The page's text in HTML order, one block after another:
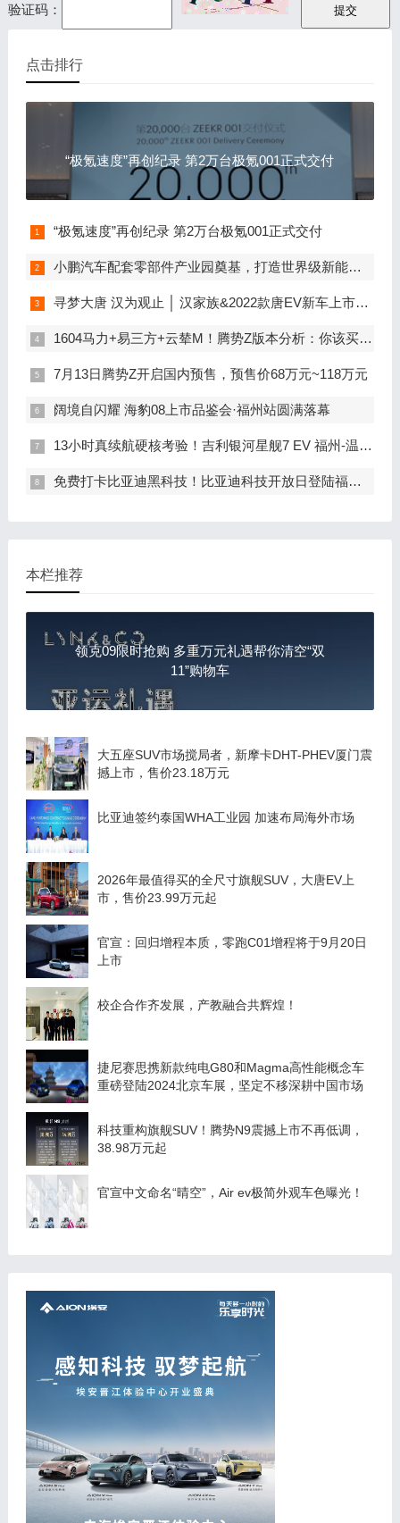
验证码：
点击排行
“极氪速度”再创纪录 第2万台极氪001正式交付
“极氪速度”再创纪录 第2万台极氪001正式交付
小鹏汽车配套零部件产业园奠基，打造世界级新能源智能汽车集群
寻梦大唐 汉为观止 │ 汉家族&2022款唐EV新车上市发布会，敬请期待！
1604马力+易三方+云辇M！腾势Z版本分析：你该买谁？
7月13日腾势Z开启国内预售，预售价68万元~118万元
阔境自闪耀 海豹08上市品鉴会·福州站圆满落幕
13小时真续航硬核考验！吉利银河星舰7 EV 福州-温州长测达成率92.73%
免费打卡比亚迪黑科技！比亚迪科技开放日登陆福州车展
本栏推荐
领克09限时抢购 多重万元礼遇帮你清空“双
11”购物车
大五座SUV市场搅局者，新摩卡DHT-PHEV厦门震
撼上市，售价23.18万元
比亚迪签约泰国WHA工业园 加速布局海外市场
2026年最值得买的全尺寸旗舰SUV，大唐EV上
市，售价23.99万元起
官宣：回归增程本质，零跑C01增程将于9月20日
上市
校企合作齐发展，产教融合共辉煌！
捷尼赛思携新款纯电G80和Magma高性能概念车
重磅登陆2024北京车展，坚定不移深耕中国市场
科技重构旗舰SUV！腾势N9震撼上市不再低调，
38.98万元起
官宣中文命名“晴空”，Air ev极简外观车色曝光！